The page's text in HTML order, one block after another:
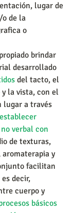
lugar de
de la
o
brindar
desarrollado
del tacto, el
la vista, con el
lugar a través
verbal con
de texturas,
aromaterapia y
facilitan
decir,
cuerpo y
básicos